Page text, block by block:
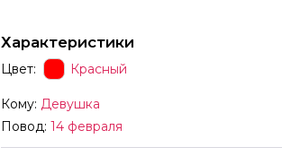
Характеристики
Цвет: Красный
Кому: Девушка
Повод: 14 февраля